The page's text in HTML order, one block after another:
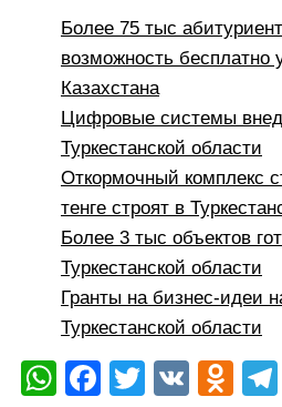
Более 75 тыс
возможность бесплатно
Казахстана
Цифровые системы
Туркестанской области
Откормочный комплекс
тенге строят в
Более 3 тыс объектов
Туркестанской области
Гранты на бизнес-идеи
Туркестанской области
W F
T
V
O